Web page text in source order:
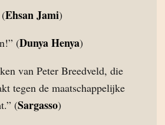
Ehsan Jami)
(Dunya Henya)
van Peter Breedveld, die
tegen de maatschappelijke
(Sargasso)